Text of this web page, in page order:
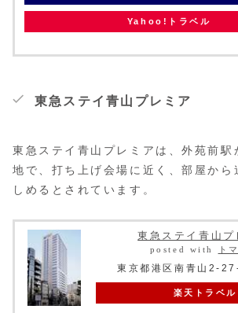
Yahoo!トラベル
東急ステイ青山プレミア
東急ステイ青山プレミアは、外苑前駅
地で、打ち上げ会場に近く、部屋から
しめるとされています。
東急ステイ青山プ
posted with ト
東京都港区南青山2-
楽天トラベル